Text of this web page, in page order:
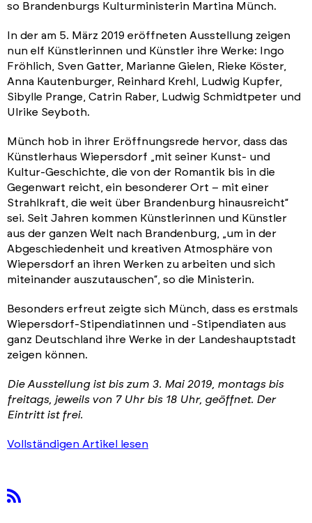
so Brandenburgs Kulturministerin Martina Münch.
In der am 5. März 2019 eröffneten Ausstellung zeigen
nun elf Künstlerinnen und Künstler ihre Werke: Ingo
Fröhlich, Sven Gatter, Marianne Gielen, Rieke Köster,
Anna Kautenburger, Reinhard Krehl, Ludwig Kupfer,
Sibylle Prange, Catrin Raber, Ludwig Schmidt­peter und
Ulrike Seyboth.
Münch hob in ihrer Eröffnungsrede hervor, dass das
Künstlerhaus Wiepersdorf „mit seiner Kunst- und
Kultur-Geschichte, die von der Romantik bis in die
Gegenwart reicht, ein besonderer Ort – mit einer
Strahlkraft, die weit über Brandenburg hinausreicht“
sei. Seit Jahren kommen Künstlerinnen und Künstler
aus der ganzen Welt nach Brandenburg, „um in der
Abgeschiedenheit und kreativen Atmosphäre von
Wiepersdorf an ihren Werken zu arbeiten und sich
miteinander auszutauschen“, so die Ministerin.
Besonders erfreut zeigte sich Münch, dass es erstmals
Wiepersdorf-Stipendiatinnen und -Stipendiaten aus
ganz Deutschland ihre Werke in der Landeshauptstadt
zeigen können.
Die Ausstellung ist bis zum 3. Mai 2019, montags bis
freitags, jeweils von 7 Uhr bis 18 Uhr, geöffnet. Der
Eintritt ist frei.
Vollständigen Artikel lesen